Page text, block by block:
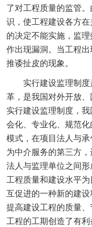
了对工程质量的监管
识，使工程建设各方
的决定不能实施，监
作出现漏洞。当工程
推诿扯皮的现象。
实行建设监理制
革，是我国对外开放
实行建设监理制度，
会化、专业化、规范
模式，在项目法人与
为中介服务的第三方
法人与监理单位之间
工程质量和建设水平
互促进的一种新的建
提高建设工程的质量
工程的工期创造了有利